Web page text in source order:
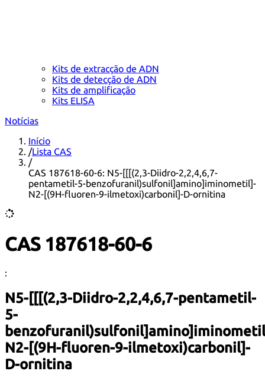
Kits de extracção de ADN
Kits de detecção de ADN
Kits de amplificação
Kits ELISA
Notícias
Início
/Lista CAS
/
CAS 187618-60-6: N5-[[[(2,3-Diidro-2,2,4,6,7-
pentametil-5-benzofuranil)sulfonil]amino]iminometil]-
N2-[(9H-fluoren-9-ilmetoxi)carbonil]-D-ornitina
CAS 187618-60-6
:
N5-[[[(2,3-Diidro-2,2,4,6,7-pentametil-
5-
N2-[(9H-fluoren-9-ilmetoxi)carbonil]-
D-ornitina